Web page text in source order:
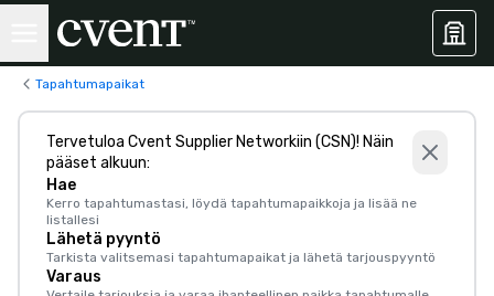
Tapahtumapaikat
Tervetuloa Cvent Supplier Networkiin (CSN)! Näin
pääset alkuun:
Hae
Kerro tapahtumastasi, löydä tapahtumapaikkoja ja lisää ne
listallesi
Lähetä pyyntö
Tarkista valitsemasi tapahtumapaikat ja lähetä tarjouspyyntö
Varaus